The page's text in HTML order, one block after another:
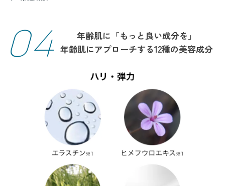
04
年齢肌に「もっと良い成分を」
年齢肌にアプローチする12種の美容成分